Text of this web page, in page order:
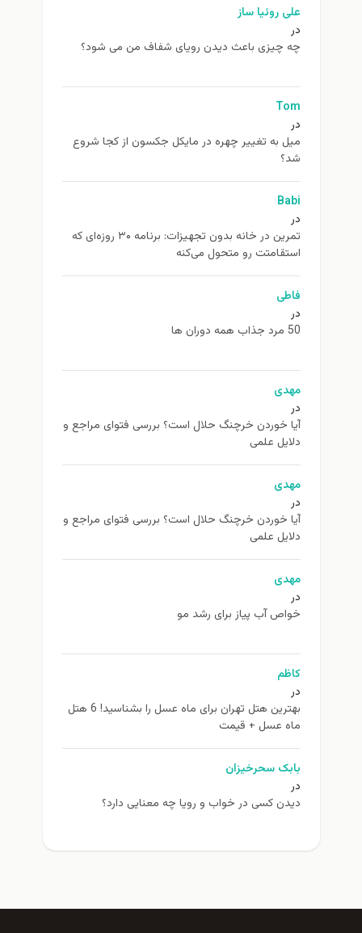
علی روئیا ساز
در
چه چیزی باعث دیدن رویای شفاف من می شود؟
Tom
در
ميل به تغيير چهره در مایکل جکسون از كجا شروع
شد؟
Babi
در
تمرین در خانه بدون تجهیزات: برنامه ۳۰ روزه‌ای که
استقامتت رو متحول می‌کنه
فاطی
در
50 مرد جذاب همه دوران ها
مهدی
در
آیا خوردن خرچنگ حلال است؟ بررسی فتوای مراجع و
دلایل علمی
مهدی
در
آیا خوردن خرچنگ حلال است؟ بررسی فتوای مراجع و
دلایل علمی
مهدی
در
خواص آب پیاز برای رشد مو
کاظم
در
بهترین هتل تهران برای ماه عسل را بشناسید! 6 هتل
ماه عسل + قیمت
بابک سحرخیزان
در
دیدن کسی در خواب و رویا چه معنایی دارد؟